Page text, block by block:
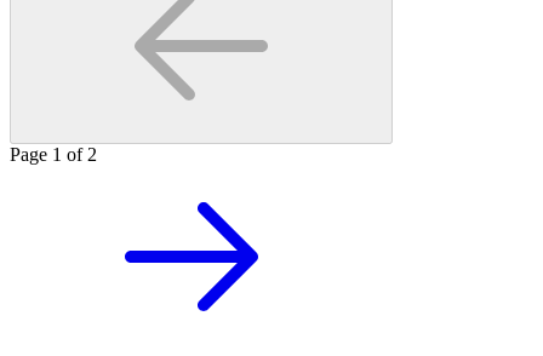
Page 1 of 2